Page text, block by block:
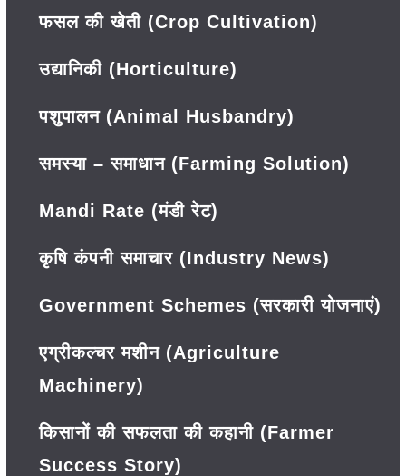
फसल की खेती (Crop Cultivation)
उद्यानिकी (Horticulture)
पशुपालन (Animal Husbandry)
समस्या – समाधान (Farming Solution)
Mandi Rate (मंडी रेट)
कृषि कंपनी समाचार (Industry News)
Government Schemes (सरकारी योजनाएं)
एग्रीकल्चर मशीन (Agriculture
Machinery)
किसानों की सफलता की कहानी (Farmer
Success Story)